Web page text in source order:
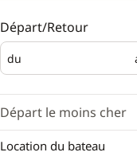
Départ/Retour
du
Départ
Départ le moins cher
Location du bateau